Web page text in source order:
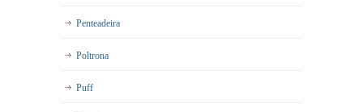
Penteadeira
Poltrona
Puff